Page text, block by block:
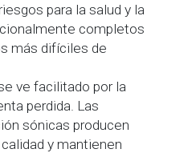
para la salud y la
completos
más difíciles de
ve facilitado por la
perdida. Las
sónicas producen
y mantienen